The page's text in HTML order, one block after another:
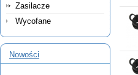
Zasilacze
Wycofane
Nowości